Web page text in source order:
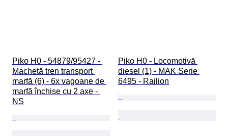
Piko H0 - 54879/95427 -
Machetă tren transport
marfă (6) - 6x vagoane de
marfă închise cu 2 axe -
NS
Piko H0 - Locomotivă
diesel (1) - MAK Serie
6495 - Railion